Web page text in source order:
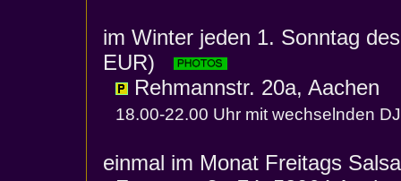
im Winter jeden 1. Sonntag
EUR)
Rehmannstr. 20a, Aachen
18.00-22.00 Uhr mit wechselnden
einmal im Monat Freitags